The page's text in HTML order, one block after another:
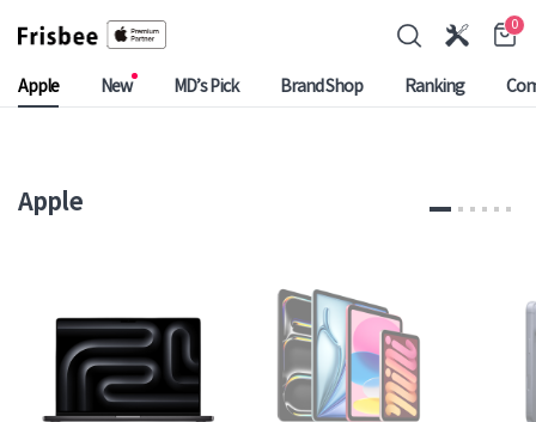
0
Apple New MD’s Pick Brand Shop Ranking
Apple